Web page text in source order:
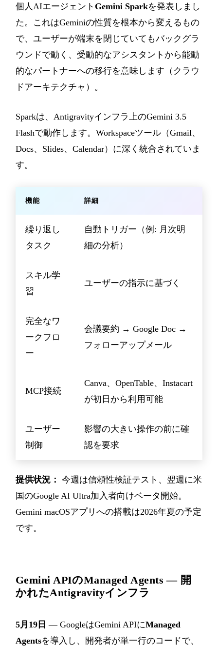
個人AIエージェント Gemini Sparkを発表しまし
た。これはGeminiの性質を根本から変えるもの
で、ユーザーが端末を閉じていてもバックグラ
ウンドで動く、受動的なアシスタントから能動
的なパートナーへの移行を意味します（クラウ
ドアーキテクチャ）。
Sparkは、Antigravityインフラ上のGemini 3.5
Flashで動作します。Workspaceツール（Gmail、
Docs、Slides、Calendar）に深く統合されていま
す。
機能 詳細
繰り返し
タスク
自動トリガー（例: 月次明
細の分析）
スキル学
習
ユーザーの指示に基づく
完全なワ
ークフロ
ー
会議要約 → Google Doc →
フォローアップメール
MCP接続
Canva、OpenTable、Instacart
が初日から利用可能
ユーザー
制御
影響の大きい操作の前に確
認を要求
提供状況： 今週は信頼性検証テスト、翌週に米
国のGoogle AI Ultra加入者向けベータ開始。
Gemini macOSアプリへの搭載は2026年夏の予定
です。
Gemini APIのManaged Agents — 開
かれたAntigravityインフラ
5月19日 — GoogleはGemini APIにManaged
Agentsを導入し、開発者が単一行のコードで、